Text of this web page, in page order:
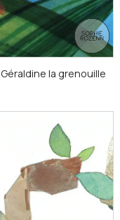
Géraldine la grenouille